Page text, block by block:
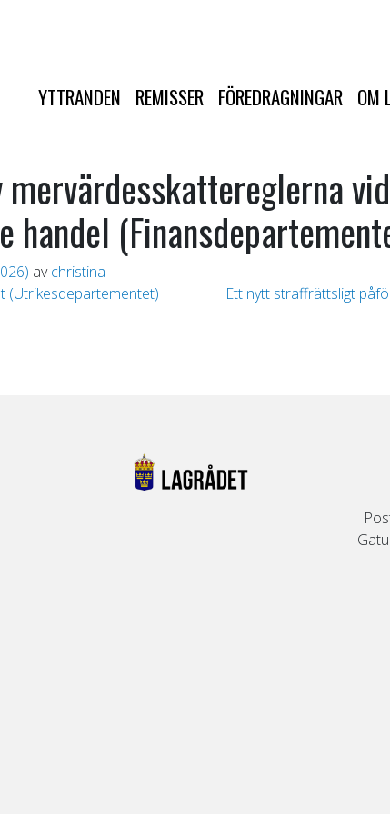
YTTRANDEN REMISSER FÖREDRAGNINGAR OM
mervärdesskattereglerna vid
handel
av christina
(Utrikesdepartementet) Ett nytt straffrättsligt